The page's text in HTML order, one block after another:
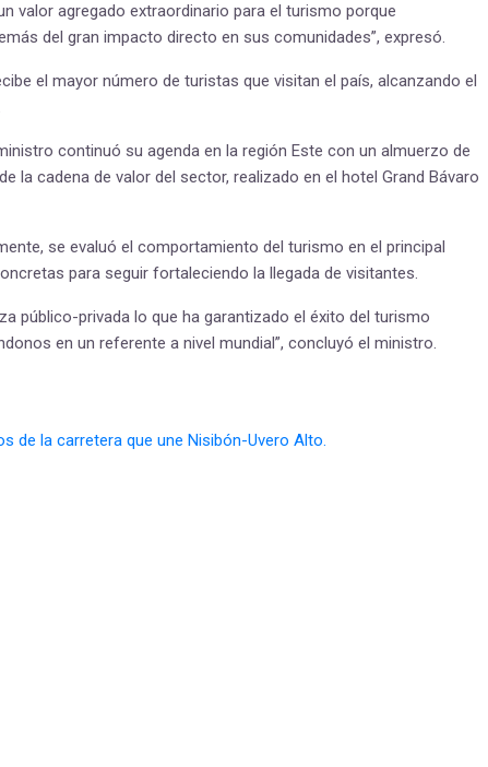
valor agregado extraordinario para el turismo porque
del gran impacto directo en sus comunidades”, expresó.
el mayor número de turistas que visitan el país, alcanzando el
continuó su agenda en la región Este con un almuerzo de
la cadena de valor del sector, realizado en el hotel Grand Bávaro
se evaluó el comportamiento del turismo en el principal
para seguir fortaleciendo la llegada de visitantes.
público-privada lo que ha garantizado el éxito del turismo
en un referente a nivel mundial”, concluyó el ministro.